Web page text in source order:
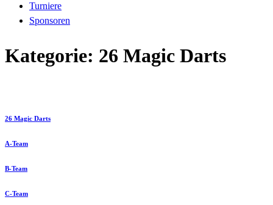
Turniere
Sponsoren
Kategorie: 26 Magic Darts
26 Magic Darts
A-Team
B-Team
C-Team